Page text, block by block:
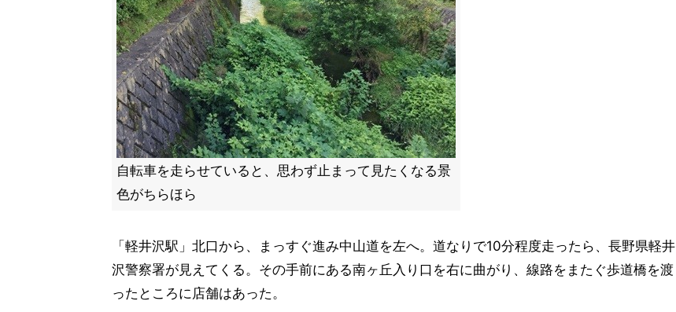
自転車を走らせていると、思わず止まって見たくなる景
色がちらほら
「軽井沢駅」北口から、まっすぐ進み中山道を左へ。道なりで10分程度走ったら、長野県軽井
沢警察署が見えてくる。その手前にある南ヶ丘入り口を右に曲がり、線路をまたぐ歩道橋を渡
ったところに店舗はあった。